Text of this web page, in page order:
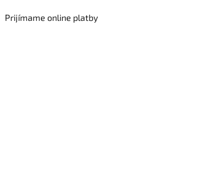
Prijímame online platby